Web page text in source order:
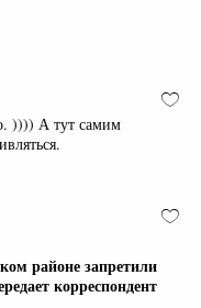
)))) А тут самим
районе запретили
корреспондент